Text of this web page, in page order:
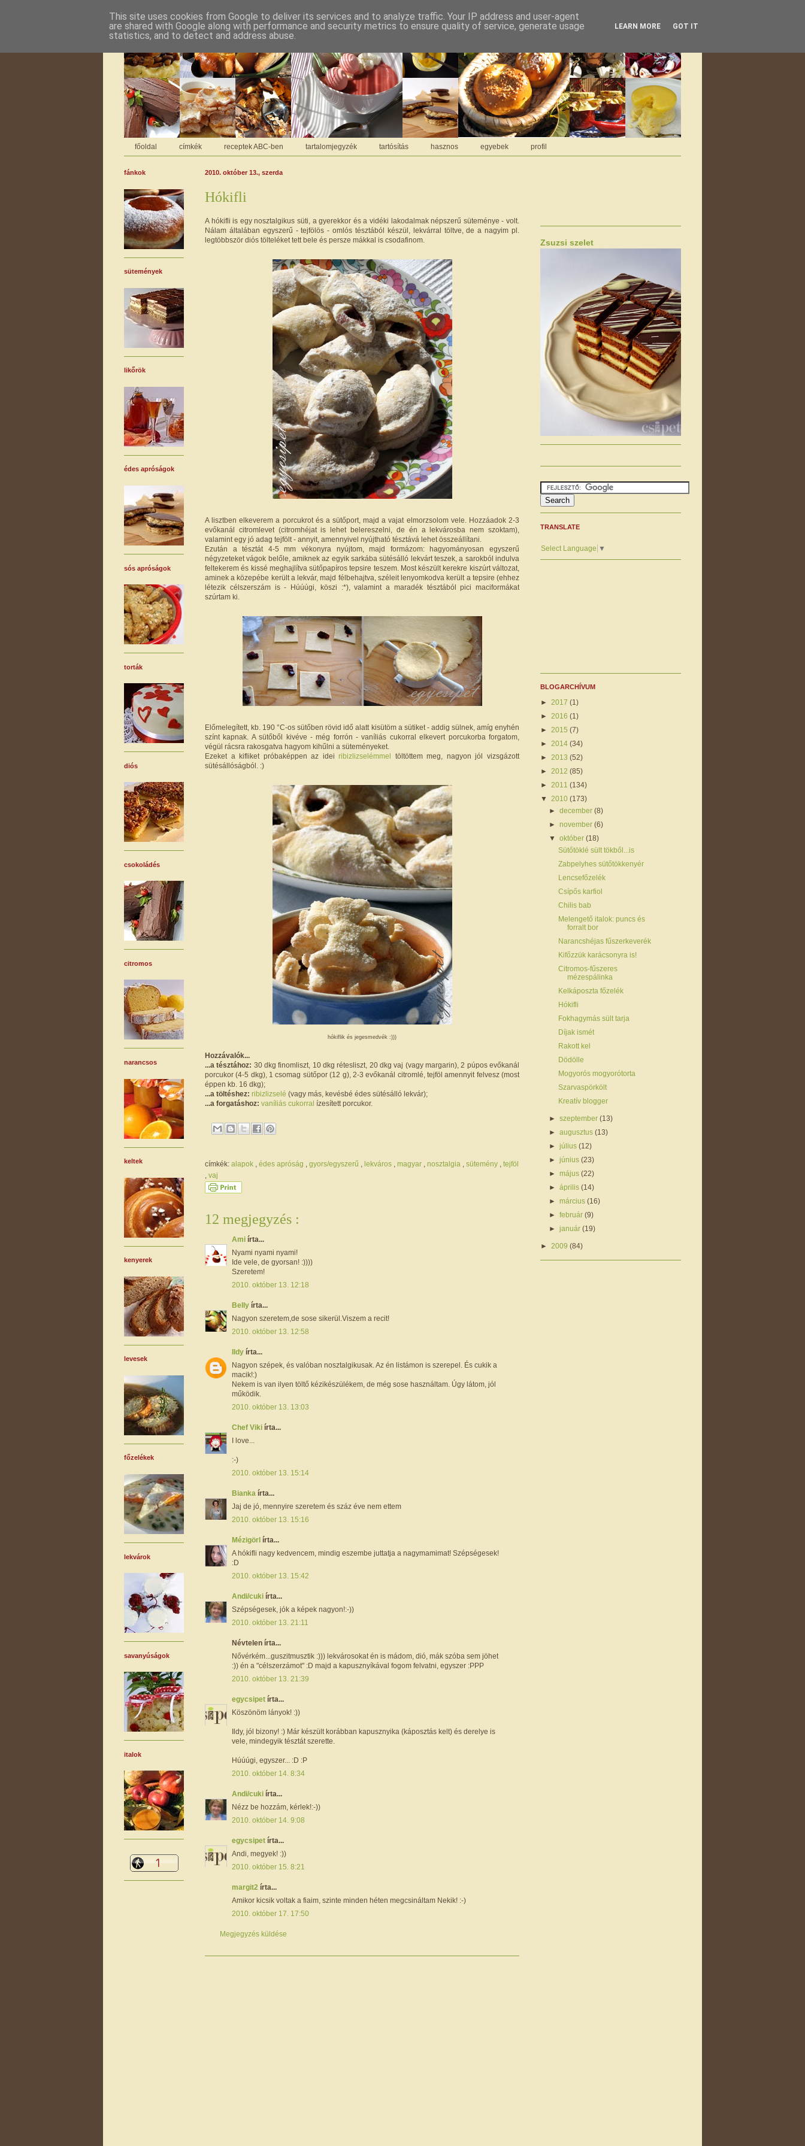
főoldal címkék receptek ABC-ben tartalomjegyzék tartósítás hasznos egyebek profil
2010. október 13., szerda
Hókifli
A hókifli is egy nosztalgikus süti, a gyerekkor és a vidéki lakodalmak népszerű süteménye - volt.
Nálam általában egyszerű - tejfölös - omlós tésztából készül, lekvárral töltve, de a nagyim pl.
legtöbbször diós tölteléket tett bele és persze mákkal is csodafinom.
A lisztben elkeverem a porcukrot és a sütőport, majd a vajat elmorzsolom vele. Hozzáadok 2-3
evőkanál citromlevet (citromhéjat is lehet belereszelni, de én a lekvárosba nem szoktam),
valamint egy jó adag tejfölt - annyit, amennyivel nyújtható tésztává lehet összeállítani.
Ezután a tésztát 4-5 mm vékonyra nyújtom, majd formázom: hagyományosan egyszerű
négyzeteket vágok belőle, amiknek az egyik sarkába sütésálló lekvárt teszek, a sarokból indulva
feltekerem és kissé meghajlítva sütőpapíros tepsire teszem. Most készült kerekre kiszúrt változat,
aminek a közepébe került a lekvár, majd félbehajtva, széleit lenyomkodva került a tepsire (ehhez
létezik célszerszám is - Húúúgi, köszi :*), valamint a maradék tésztából pici maciformákat
szúrtam ki.
Előmelegített, kb. 190 °C-os sütőben rövid idő alatt kisütöm a sütiket - addig sülnek, amíg enyhén
színt kapnak. A sütőből kivéve - még forrón - vaníliás cukorral elkevert porcukorba forgatom,
végül rácsra rakosgatva hagyom kihűlni a süteményeket.
Ezeket a kifliket próbaképpen az ideiribizlizselémmel töltöttem meg, nagyon jól vizsgázott
sütésállóságból. :)
hókiflik és jegesmedvék :)))
Hozzávalók...
...a tésztához: 30 dkg finomliszt, 10 dkg rétesliszt, 20 dkg vaj (vagy margarin), 2 púpos evőkanál
porcukor (4-5 dkg), 1 csomag sütőpor (12 g), 2-3 evőkanál citromlé, tejföl amennyit felvesz (most
éppen kb. 16 dkg);
...a töltéshez: ribizlizselé (vagy más, kevésbé édes sütésálló lekvár);
...a forgatáshoz: vaníliás cukorral ízesített porcukor.
címkék: alapok édes apróság gyors/egyszerű lekváros magyar nosztalgia sütemény
tejföl
vaj
12 megjegyzés :
Ami írta...
Nyami nyami nyami!
Ide vele, de gyorsan! :))))
Szeretem!
2010. október 13. 12:18
Belly írta...
Nagyon szeretem,de sose sikerül.Viszem a recit!
2010. október 13. 12:58
Ildy írta...
Nagyon szépek, és valóban nosztalgikusak. Az én listámon is szerepel. És cukik a
macik!:)
Nekem is van ilyen töltő kézikészülékem, de még sose használtam. Úgy látom, jól
működik.
2010. október 13. 13:03
Chef Viki írta...
I love...
:-)
2010. október 13. 15:14
Bianka írta...
Jaj de jó, mennyire szeretem és száz éve nem ettem
2010. október 13. 15:16
Mézigörl írta...
A hókifli nagy kedvencem, mindig eszembe juttatja a nagymamimat! Szépségesek!
:D
2010. október 13. 15:42
Andi/cuki írta...
Szépségesek, jók a képek nagyon!:-))
2010. október 13. 21:11
Névtelen írta...
Nővérkém...guszitmusztik :))) lekvárosokat én is mádom, dió, mák szóba sem jöhet
:)) én a "célszerzámot" :D majd a kapusznyíkával fogom felvatni, egyszer :PPP
2010. október 13. 21:39
egycsipet írta...
Köszönöm lányok! :))
Ildy, jól bizony! :) Már készült korábban kapusznyika (káposztás kelt) és derelye is
vele, mindegyik tésztát szerette.
Húúúgi, egyszer... :D :P
2010. október 14. 8:34
Andi/cuki írta...
Nézz be hozzám, kérlek!:-))
2010. október 14. 9:08
egycsipet írta...
Andi, megyek! :))
2010. október 15. 8:21
margit2 írta...
Amikor kicsik voltak a fiaim, szinte minden héten megcsináltam Nekik! :-)
2010. október 17. 17:50
Megjegyzés küldése
fánkok
sütemények
likőrök
édes apróságok
sós apróságok
torták
diós
csokoládés
citromos
narancsos
keltek
kenyerek
levesek
főzelékek
lekvárok
savanyúságok
italok
Zsuzsi szelet
TRANSLATE
Select Language ▼
BLOGARCHÍVUM
► 2017 (1)
► 2016 (1)
► 2015 (7)
► 2014 (34)
► 2013 (52)
► 2012 (85)
► 2011 (134)
▼ 2010 (173)
►december(8)
►november(6)
▼október(18)
Sütőtöklé sült tökből...is
Zabpelyhes sütőtökkenyér
Lencsefőzelék
Csípős karfiol
Chilis bab
Melengető italok: puncs és
forralt bor
Narancshéjas fűszerkeverék
Kifőzzük karácsonyra is!
Citromos-fűszeres
mézespálinka
Kelkáposzta főzelék
Hókifli
Fokhagymás sült tarja
Díjak ismét
Rakott kel
Dödölle
Mogyorós mogyorótorta
Szarvaspörkölt
Kreatív blogger
►szeptember(13)
►augusztus(13)
►július(12)
►június(23)
►május(22)
►április(14)
►március(16)
►február(9)
►január(19)
► 2009 (84)
This site uses cookies from Google to deliver its services and to analyze traffic. Your IP address and user-agent
are shared with Google along with performance and security metrics to ensure quality of service, generate usage
statistics, and to detect and address abuse.
LEARN MORE GOT IT